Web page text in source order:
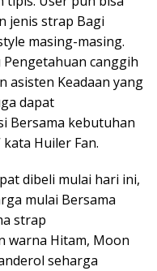
jenis strap Bagi
masing-masing.
canggih
asisten Keadaan yang
dapat
Bersama kebutuhan
Huiler Fan.
dibeli mulai hari ini,
mulai Bersama
strap
warna Hitam, Moon
seharga